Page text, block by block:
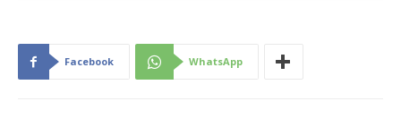
Facebook WhatsApp